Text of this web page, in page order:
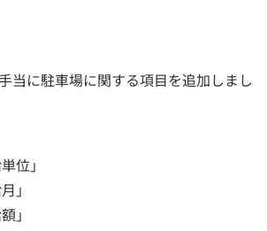
当に駐車場に関する項目を追加しまし
位」
」
」